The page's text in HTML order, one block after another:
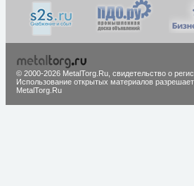
© 2000-2026 MetalTorg.Ru, cвидетельство о
Использование открытых материалов
MetalTorg.Ru